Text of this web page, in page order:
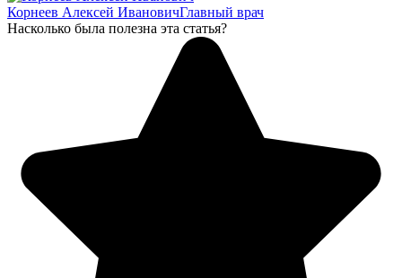
Корнеев Алексей ИвановичГлавный врач
Насколько была полезна эта статья?